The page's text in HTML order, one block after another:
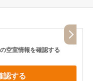
の空室情報を確認する
認する